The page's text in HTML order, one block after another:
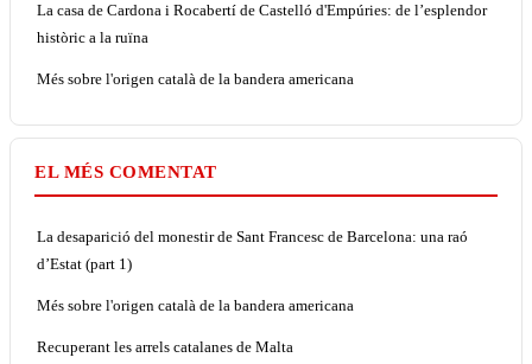
La casa de Cardona i Rocabertí de Castelló d'Empúries: de l’esplendor
històric a la ruïna
Més sobre l'origen català de la bandera americana
EL MÉS COMENTAT
La desaparició del monestir de Sant Francesc de Barcelona: una raó
d’Estat (part 1)
Més sobre l'origen català de la bandera americana
Recuperant les arrels catalanes de Malta